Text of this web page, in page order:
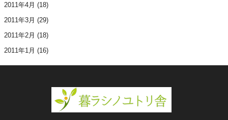
2011年4月 (18)
2011年3月 (29)
2011年2月 (18)
2011年1月 (16)